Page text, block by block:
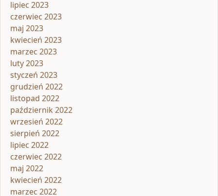
lipiec 2023
czerwiec 2023
maj 2023
kwiecień 2023
marzec 2023
luty 2023
styczeń 2023
grudzień 2022
listopad 2022
październik 2022
wrzesień 2022
sierpień 2022
lipiec 2022
czerwiec 2022
maj 2022
kwiecień 2022
marzec 2022